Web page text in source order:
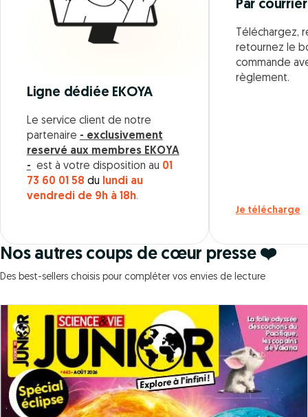
Ligne dédiée EKOYA
Le service client de notre
partenaire - exclusivement
reservé aux membres EKOYA
- est à votre disposition au 01
73 60 01 58 du
lundi au
vendredi de 9h à 18h.
Par courrier
Téléchargez,
retournez le
commande
règlement.
Je télécharge
Nos autres coups de cœur presse ❤️
Des best-sellers choisis pour compléter vos envies de lecture